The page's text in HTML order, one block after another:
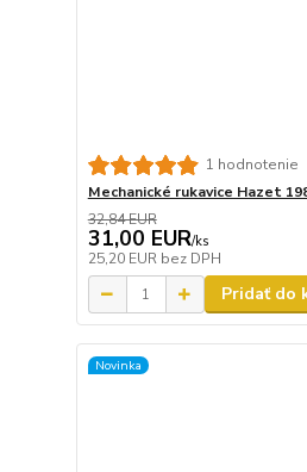
1 hodnotenie
Mechanické rukavice Hazet
32,84 EUR
31,00 EUR/ks
25,20 EUR bez DPH
Pridať do
Novinka